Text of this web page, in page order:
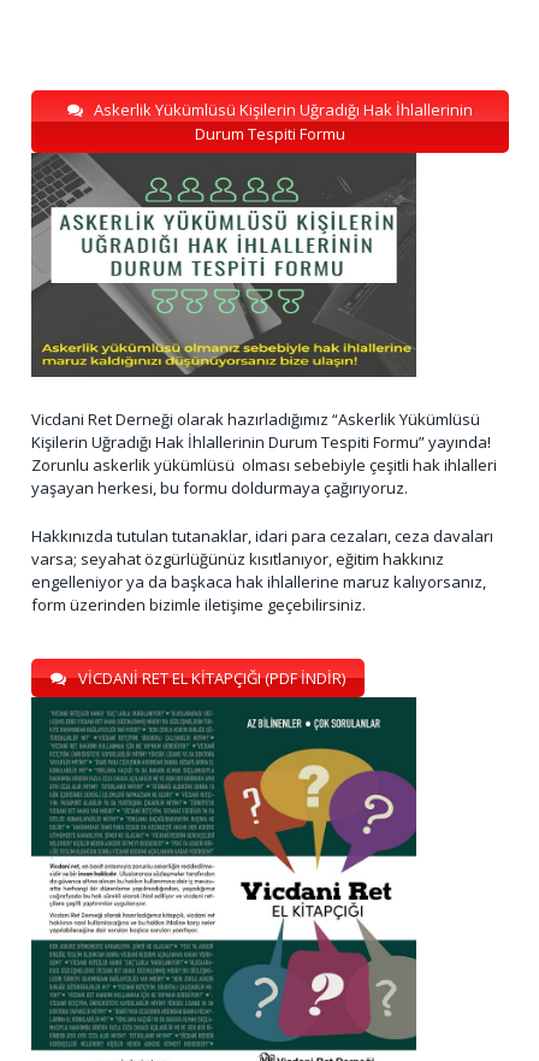
Askerlik Yükümlüsü Kişilerin Uğradığı Hak İhlallerinin
Durum Tespiti Formu
Vicdani Ret Derneği olarak hazırladığımız “Askerlik Yükümlüsü
Kişilerin Uğradığı Hak İhlallerinin Durum Tespiti Formu” yayında!
Zorunlu askerlik yükümlüsü olması sebebiyle çeşitli hak ihlalleri
yaşayan herkesi, bu formu doldurmaya çağırıyoruz.
Hakkınızda tutulan tutanaklar, idari para cezaları, ceza davaları
varsa; seyahat özgürlüğünüz kısıtlanıyor, eğitim hakkınız
engelleniyor ya da başkaca hak ihlallerine maruz kalıyorsanız,
form üzerinden bizimle iletişime geçebilirsiniz.
VİCDANİ RET EL KİTAPÇIĞI (PDF İNDİR)